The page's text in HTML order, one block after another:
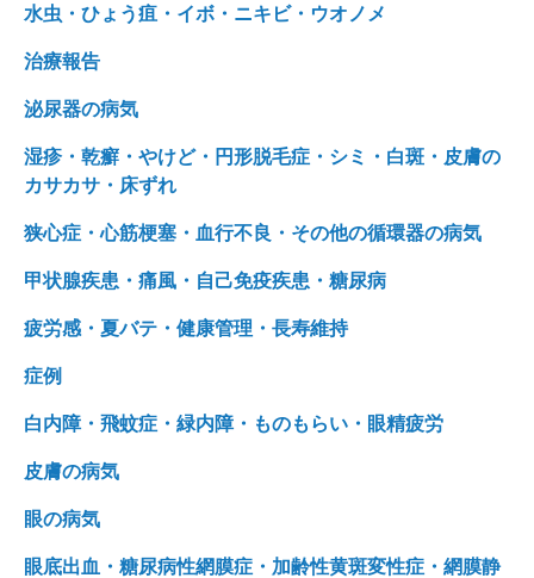
水虫・ひょう疽・イボ・ニキビ・ウオノメ
治療報告
泌尿器の病気
湿疹・乾癬・やけど・円形脱毛症・シミ・白斑・皮膚の
カサカサ・床ずれ
狭心症・心筋梗塞・血行不良・その他の循環器の病気
甲状腺疾患・痛風・自己免疫疾患・糖尿病
疲労感・夏バテ・健康管理・長寿維持
症例
白内障・飛蚊症・緑内障・ものもらい・眼精疲労
皮膚の病気
眼の病気
眼底出血・糖尿病性網膜症・加齢性黄斑変性症・網膜静